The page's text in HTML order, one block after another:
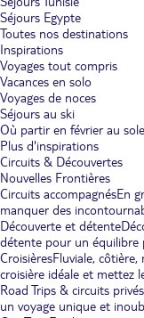
Séjours Egypte
Toutes nos destinations
Inspirations
Voyages tout compris
Vacances en solo
Voyages de noces
Séjours au ski
Où partir en février au
Plus d'inspirations
Circuits & Découvertes
Nouvelles Frontières
Circuits accompagnésEn
manquer des
Découverte et détente
détente pour un équilibre
CroisièresFluviale,
croisière idéale et mettez
Road Trips & circuits privés
un voyage unique et